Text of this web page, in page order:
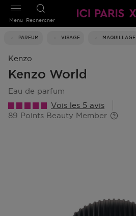
Rechercher
PARFUM VISAGE MAQUILLAGE
Menu
Kenzo
Kenzo World
eau de parfum
Vois les 5 avis
89 Points Beauty Member